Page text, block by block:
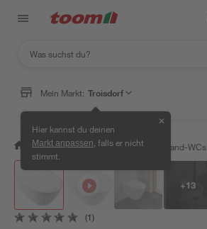
Mein Markt: Troisdorf
Hier kannst du deinen
Markt anpassen , falls er nicht
stimmt.
✕
/ Bad & Sanitär / Toiletten Wand-WCs
+13
(1)